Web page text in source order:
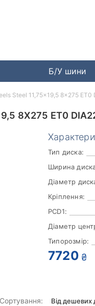
Б/У шини
8X275 ET0
Тип диска:
Ширина
Діаметр
Кріплення:
PCD1:
Діаметр
Типорозмір:
7720 ₴
Сортування:
Steel 11,75x19,5 8x275 ET0